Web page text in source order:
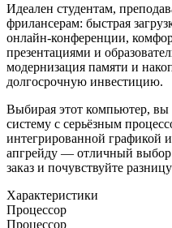
Идеален студентам,
фрилансерам: быстрая
онлайн-конференции,
презентациями и
модернизация памяти и
долгосрочную инвестицию.
Выбирая этот компьютер, вы
систему с серьёзным
интегрированной графикой
апгрейду — отличный
заказ и почувствуйте
Характеристики
Процессор
Процессор